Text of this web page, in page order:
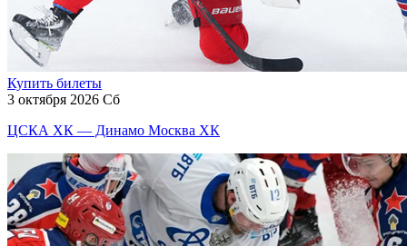
Купить билеты
3 октября 2026 Сб
ЦСКА ХК — Динамо Москва ХК